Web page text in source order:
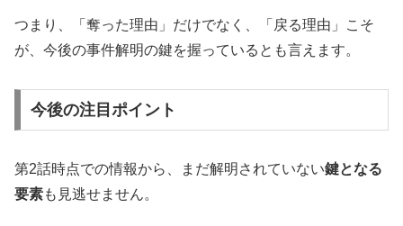
つまり、「奪った理由」だけでなく、「戻る理由」こそ
が、今後の事件解明の鍵を握っているとも言えます。
今後の注目ポイント
第2話時点での情報から、まだ解明されていない鍵となる
要素も見逃せません。